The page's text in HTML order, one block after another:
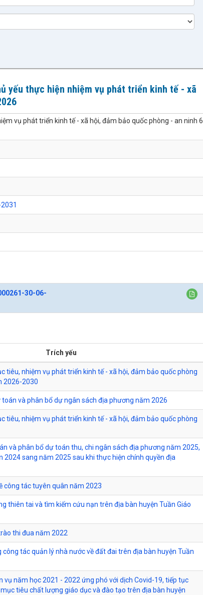
yếu thực hiện nhiệm vụ phát triển kinh tế - xã
vụ phát triển kinh tế - xã hội, đảm bảo quốc phòng - an ninh 6
30-06-
Trích yếu
tiêu, nhiệm vụ phát triển kinh tế - xã hội, đảm bảo quốc phòng
2026-2030
toán và phân bổ dự ngân sách địa phương năm 2026
tiêu, nhiệm vụ phát triển kinh tế - xã hội, đảm bảo quốc phòng
và phân bổ dự toán thu, chi ngân sách địa phương năm 2025,
2024 sang năm 2025 sau khi thực hiện chính quyền địa
công tác tuyên quân năm 2023
thiên tai và tìm kiếm cứu nạn trên địa bàn huyện Tuần Giáo
thi đua năm 2022
công tác quản lý nhà nước về đất đai trên địa bàn huyện Tuần
vụ năm học 2021 - 2022 ứng phó với dịch Covid-19, tiếp tục
tiêu chất lượng giáo dục và đào tạo trên địa bàn huyện